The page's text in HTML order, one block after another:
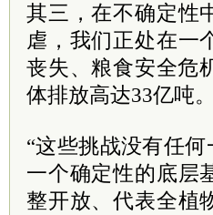
其三，在不确定性
虐，我们正处在一
丧失、粮食安全危
体排放高达33亿吨。
“这些挑战没有任
一个确定性的底层
整开放、代表全植